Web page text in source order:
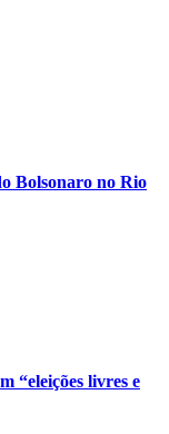
Bolsonaro no Rio
“eleições livres e